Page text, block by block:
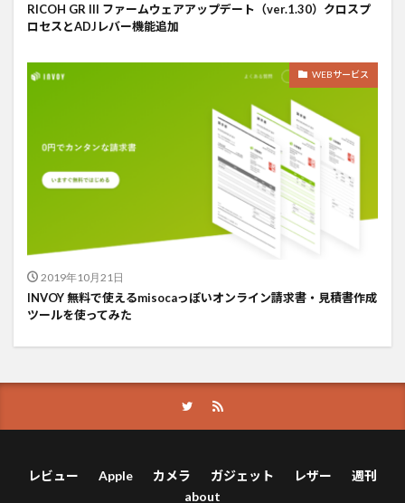
RICOH GR III ファームウェアアップデート（ver.1.30）クロスプ
ロセスとADJレバー機能追加
WEBサービス
2019年10月21日
INVOY 無料で使えるmisocaっぽいオンライン請求書・見積書作成
ツールを使ってみた
レビュー Apple カメラ ガジェット レザー
週刊
about